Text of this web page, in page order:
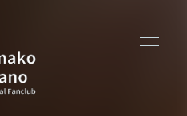
PROFILE